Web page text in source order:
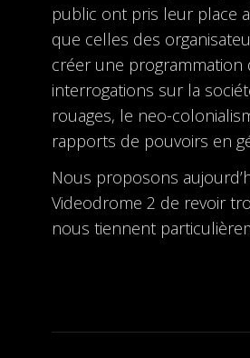
public ont pris leur place
que celles des
créer une programmation
interrogations sur la
rouages, le neo-
rapports de pouvoirs en
Nous proposons
Videodrome 2 de revoir
nous tiennent